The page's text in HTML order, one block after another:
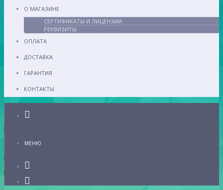
О МАГАЗИНЕ
СЕРТИФИКАТЫ И ЛИЦЕНЗИИ
РЕКВИЗИТЫ
ОПЛАТА
ДОСТАВКА
ГАРАНТИЯ
КОНТАКТЫ
МЕНЮ